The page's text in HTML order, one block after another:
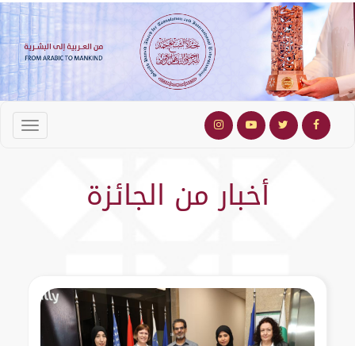
أخبار من الجائزة